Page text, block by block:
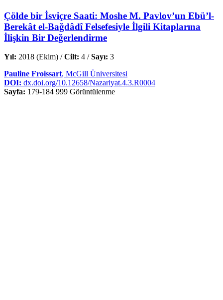
Çölde bir İsviçre Saati: Moshe M. Pavlov’un Ebü’l-
Berekât el-Bağdâdî Felsefesiyle İlgili Kitaplarına
İlişkin Bir Değerlendirme
Yıl: 2018 (Ekim) /Cilt: 4 /Sayı: 3
Pauline Froissart, McGill Üniversitesi
DOI: dx.doi.org/10.12658/Nazariyat.4.3.R0004
Sayfa: 179-184 999 Görüntülenme